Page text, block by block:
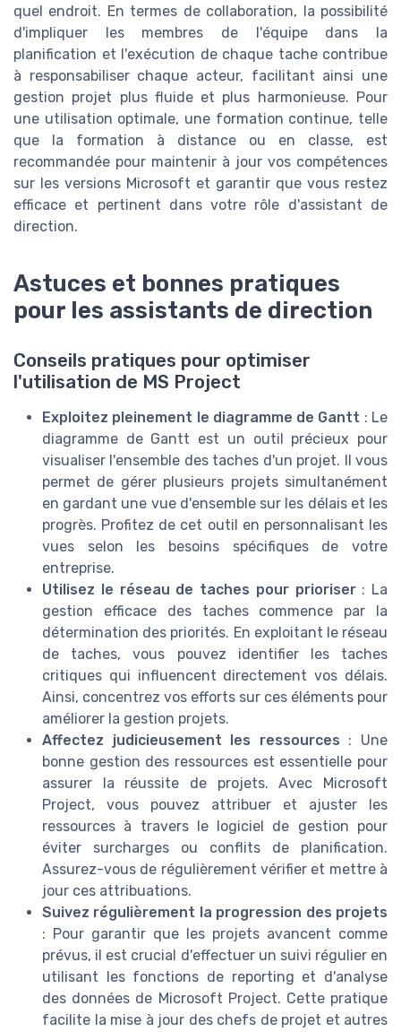
quel endroit. En termes de collaboration, la possibilité
d'impliquer les membres de l'équipe dans la
planification et l'exécution de chaque tache contribue
à responsabiliser chaque acteur, facilitant ainsi une
gestion projet plus fluide et plus harmonieuse. Pour
une utilisation optimale, une formation continue, telle
que la formation à distance ou en classe, est
recommandée pour maintenir à jour vos compétences
sur les versions Microsoft et garantir que vous restez
efficace et pertinent dans votre rôle d'assistant de
direction.
Astuces et bonnes pratiques
pour les assistants de direction
Conseils pratiques pour optimiser
l'utilisation de MS Project
Exploitez pleinement le diagramme de Gantt : Le
diagramme de Gantt est un outil précieux pour
visualiser l'ensemble des taches d'un projet. Il vous
permet de gérer plusieurs projets simultanément
en gardant une vue d'ensemble sur les délais et les
progrès. Profitez de cet outil en personnalisant les
vues selon les besoins spécifiques de votre
entreprise.
Utilisez le réseau de taches pour prioriser: La
gestion efficace des taches commence par la
détermination des priorités. En exploitant le réseau
de taches, vous pouvez identifier les taches
critiques qui influencent directement vos délais.
Ainsi, concentrez vos efforts sur ces éléments pour
améliorer la gestion projets.
Affectez judicieusement les ressources : Une
bonne gestion des ressources est essentielle pour
assurer la réussite de projets. Avec Microsoft
Project, vous pouvez attribuer et ajuster les
ressources à travers le logiciel de gestion pour
éviter surcharges ou conflits de planification.
Assurez-vous de régulièrement vérifier et mettre à
jour ces attribuations.
Suivez régulièrement la progression des projets
: Pour garantir que les projets avancent comme
prévus, il est crucial d'effectuer un suivi régulier en
utilisant les fonctions de reporting et d'analyse
des données de Microsoft Project. Cette pratique
facilite la mise à jour des chefs de projet et autres